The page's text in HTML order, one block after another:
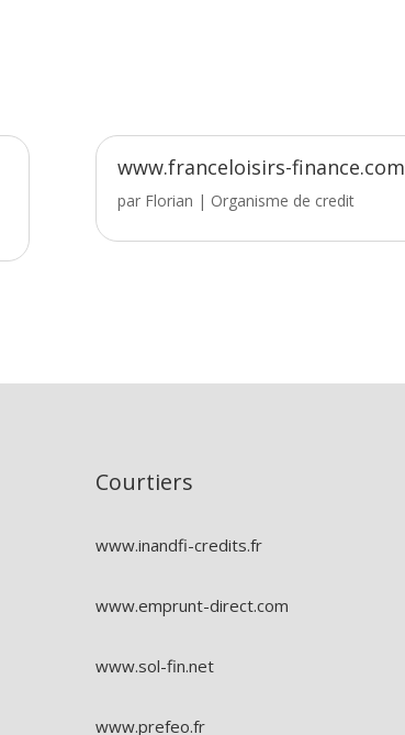
www.franceloisirs-finance.com
par Florian | Organisme de credit
Courtiers
www.inandfi-credits.fr
www.emprunt-direct.com
www.sol-fin.net
www.prefeo.fr